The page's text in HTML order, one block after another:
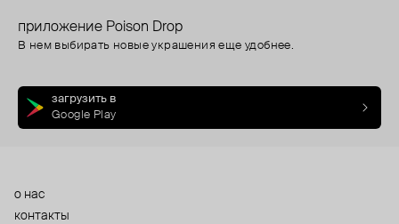
приложение Poison Drop
В нем выбирать новые украшения еще удобнее.
загрузить в
Google Play
о нас
контакты